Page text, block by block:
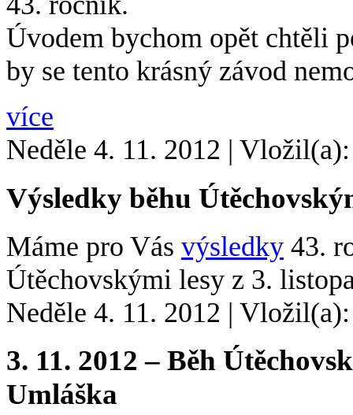
Úvodem bychom opět chtěli
by se tento krásný závod
více
Neděle 4. 11. 2012 |
Výsledky běhu
Máme pro Vás výsledky 43.
Útěchovskými lesy z 3.
Neděle 4. 11. 2012 |
3. 11. 2012 – Běh
Umláška